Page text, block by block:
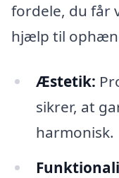
fordele, du får
hjælp til
Æstetik:
sikrer, at
harmonisk.